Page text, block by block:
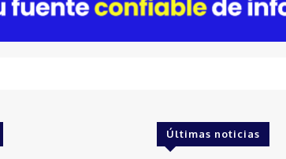
Últimas noticias